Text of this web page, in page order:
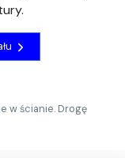
w ścianie. Drogę